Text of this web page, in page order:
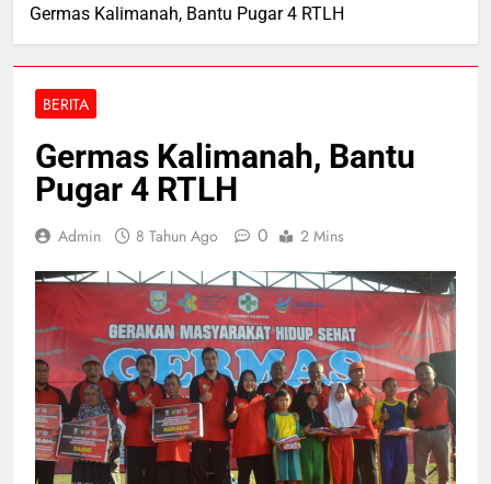
Germas Kalimanah, Bantu Pugar 4 RTLH
BERITA
Germas Kalimanah, Bantu
Pugar 4 RTLH
Admin 8 Tahun Ago 0 2 Mins